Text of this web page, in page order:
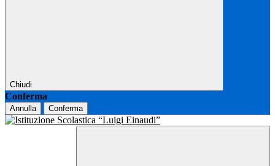
Chiudi
Conferma
Annulla Conferma